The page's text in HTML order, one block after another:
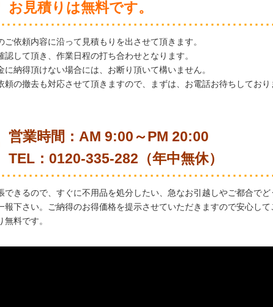
お見積りは無料です。
ご依頼内容に沿って見積もりを出させて頂きます。
認して頂き、作業日程の打ち合わせとなります。
に納得頂けない場合には、お断り頂いて構いません。
頼の撤去も対応させて頂きますので、まずは、お電話お待ちしており
営業時間：AM 9:00～PM 20:00
TEL：0120-335-282（年中無休）
できるので、すぐに不用品を処分したい、急なお引越しやご都合で
報下さい。ご納得のお得価格を提示させていただきますので安心して
無料です。